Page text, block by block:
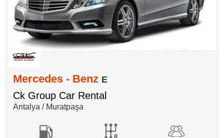
Mercedes - Benz E
Ck Group Car Rental
Antalya / Muratpaşa